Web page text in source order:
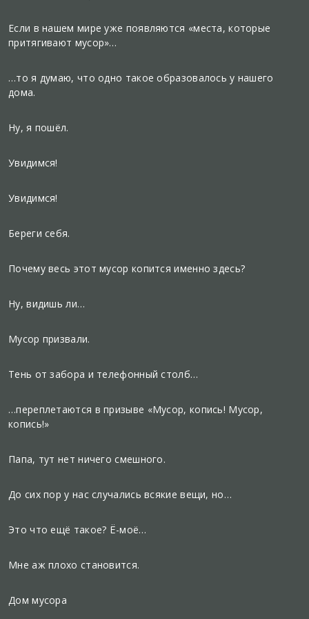
Если в нашем мире уже появляются «места, которые
притягивают мусор»…
…то я думаю, что одно такое образовалось у нашего
дома.
Ну, я пошёл.
Увидимся!
Увидимся!
Береги себя.
Почему весь этот мусор копится именно здесь?
Ну, видишь ли…
Мусор призвали.
Тень от забора и телефонный столб…
…переплетаются в призыве «Мусор, копись! Мусор,
копись!»
Папа, тут нет ничего смешного.
До сих пор у нас случались всякие вещи, но…
Это что ещё такое? Ё-моё…
Мне аж плохо становится.
Дом мусора